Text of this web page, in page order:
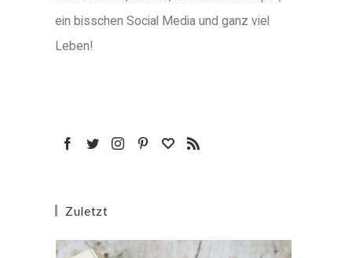
ein bisschen Social Media und ganz viel
Leben!
Zuletzt